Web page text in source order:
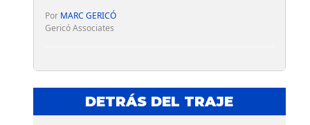
Por MARC GERICÓ
Gericó Associates
DETRÁS DEL TRAJE